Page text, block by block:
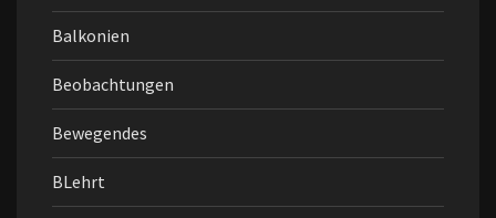
Balkonien
Beobachtungen
Bewegendes
BLehrt